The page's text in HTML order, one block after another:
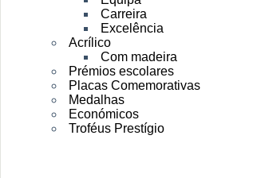
Carreira
Excelência
Acrílico
Com madeira
Prémios escolares
Placas Comemorativas
Medalhas
Económicos
Troféus Prestígio